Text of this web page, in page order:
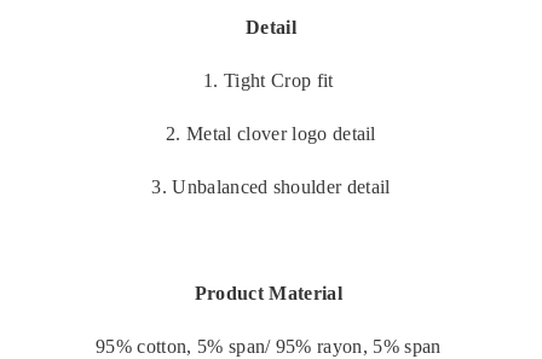
Detail
1. Tight Crop fit
2. Metal clover logo detail
3. Unbalanced shoulder detail
Product Material
95% cotton, 5% span/ 95% rayon, 5% span